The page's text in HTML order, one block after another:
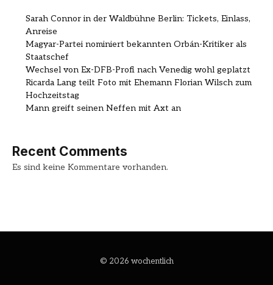
Sarah Connor in der Waldbühne Berlin: Tickets, Einlass,
Anreise
Magyar-Partei nominiert bekannten Orbán-Kritiker als
Staatschef
Wechsel von Ex-DFB-Profi nach Venedig wohl geplatzt
Ricarda Lang teilt Foto mit Ehemann Florian Wilsch zum
Hochzeitstag
Mann greift seinen Neffen mit Axt an
Recent Comments
Es sind keine Kommentare vorhanden.
© 2026 wochentlich